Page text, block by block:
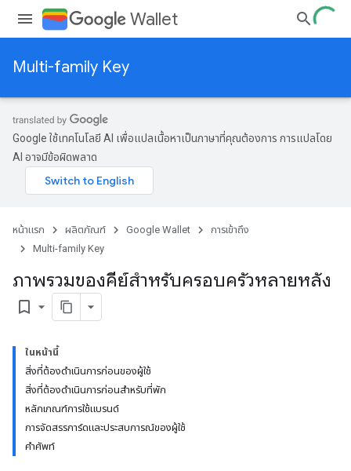
Wallet
Multi-family Key
Google ใช้เทคโนโลยี AI เพื่อแปลเนื้อหาเป็นภาษาที่คุณต้องการ การแปลโดย
AI อาจมีข้อผิดพลาด
หน้าแรก ผลิตภัณฑ์ Google Wallet
การเข้าถึง
Multi-family Key
ภาพรวมของคีย์สำหรับครอบครัวหลายหลัง
bookmark_border
ในหน้านี้
สิ่งที่ต้องดำเนินการก่อนของผู้ใช้
สิ่งที่ต้องดำเนินการก่อนสำหรับที่พัก
หลักเกณฑ์การใช้แบรนด์
การจัดสรรการ์ดและประสบการณ์ของผู้ใช้
คำศัพท์